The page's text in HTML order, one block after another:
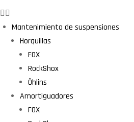
Mantenimiento de suspensiones
Horquillas
FOX
RockShox
Öhlins
Amortiguadores
FOX